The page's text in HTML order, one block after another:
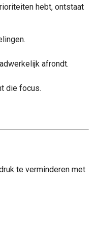
hebt, ontstaat
afrondt.
die focus.
te verminderen met